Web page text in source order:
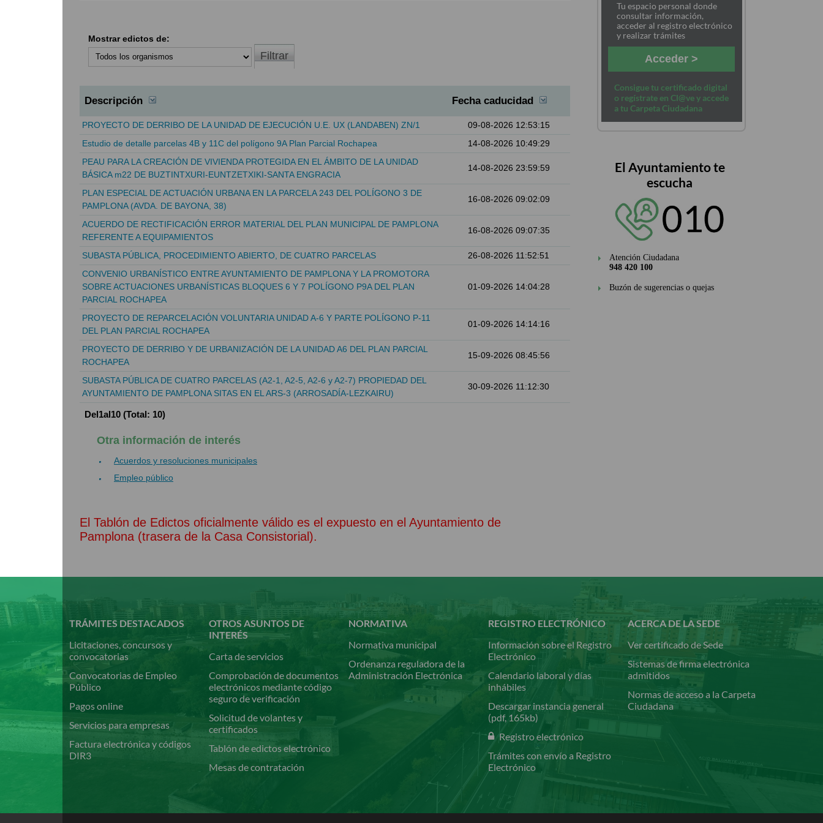
Mostrar edictos de:
Descripción Fecha caducidad
PROYECTO DE DERRIBO DE LA UNIDAD DE EJECUCIÓN U.E. UX (LANDABEN) ZN/1
09-08-2026 12:53:15
Estudio de detalle parcelas 4B y 11C del polígono 9A Plan Parcial Rochapea
14-08-2026 10:49:29
PEAU PARA LA CREACIÓN DE VIVIENDA PROTEGIDA EN EL ÁMBITO DE LA UNIDAD
BÁSICA m22 DE BUZTINTXURI-EUNTZETXIKI-SANTA ENGRACIA
14-08-2026 23:59:59
PLAN ESPECIAL DE ACTUACIÓN URBANA EN LA PARCELA 243 DEL POLÍGONO 3 DE
PAMPLONA (AVDA. DE BAYONA, 38)
16-08-2026 09:02:09
ACUERDO DE RECTIFICACIÓN ERROR MATERIAL DEL PLAN MUNICIPAL DE PAMPLONA
REFERENTE A EQUIPAMIENTOS
16-08-2026 09:07:35
SUBASTA PÚBLICA, PROCEDIMIENTO ABIERTO, DE CUATRO PARCELAS
26-08-2026 11:52:51
CONVENIO URBANÍSTICO ENTRE AYUNTAMIENTO DE PAMPLONA Y LA PROMOTORA
SOBRE ACTUACIONES URBANÍSTICAS BLOQUES 6 Y 7 POLÍGONO P9A DEL PLAN
PARCIAL ROCHAPEA
01-09-2026 14:04:28
PROYECTO DE REPARCELACIÓN VOLUNTARIA UNIDAD A-6 Y PARTE POLÍGONO P-11
DEL PLAN PARCIAL ROCHAPEA
01-09-2026 14:14:16
PROYECTO DE DERRIBO Y DE URBANIZACIÓN DE LA UNIDAD A6 DEL PLAN PARCIAL
ROCHAPEA
15-09-2026 08:45:56
SUBASTA PÚBLICA DE CUATRO PARCELAS (A2-1, A2-5, A2-6 y A2-7) PROPIEDAD DEL
AYUNTAMIENTO DE PAMPLONA SITAS EN EL ARS-3 (ARROSADÍA-LEZKAIRU)
30-09-2026 11:12:30
Del1al10 (Total: 10)
Otra información de interés
Acuerdos y resoluciones municipales
Empleo público
El Tablón de Edictos oficialmente válido es el expuesto en el Ayuntamiento de
Pamplona (trasera de la Casa Consistorial).
Tu espacio personal donde
consultar información,
acceder al registro electrónico
y realizar trámites
Acceder >
Consigue tu certificado digital
o regístrate en Cl@ve y accede
a tu Carpeta Ciudadana
El Ayuntamiento te
escucha
Atención Ciudadana
948 420 100
Buzón de sugerencias o quejas
contenido
principal
TRÁMITES DESTACADOS
Licitaciones, concursos y
convocatorias
Convocatorias de Empleo
Público
Pagos online
Servicios para empresas
Factura electrónica y códigos
DIR3
OTROS ASUNTOS DE
INTERÉS
Carta de servicios
Comprobación de documentos
electrónicos mediante código
seguro de verificación
Solicitud de volantes y
certificados
Tablón de edictos electrónico
Mesas de contratación
NORMATIVA
Normativa municipal
Ordenanza reguladora de la
Administración Electrónica
REGISTRO ELECTRÓNICO
Información sobre el Registro
Electrónico
Calendario laboral y días
inhábiles
Descargar instancia general
(pdf, 165kb)
Registro electrónico
Trámites con envío a Registro
Electrónico
ACERCA DE LA SEDE
Ver certificado de Sede
Sistemas de firma electrónica
admitidos
Normas de acceso a la Carpeta
Ciudadana